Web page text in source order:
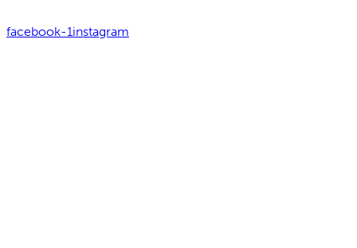
facebook-1instagram